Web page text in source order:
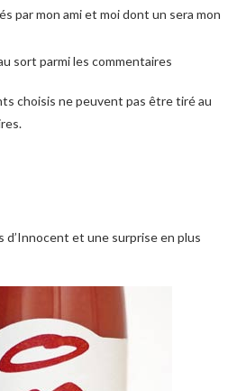
par mon ami et moi dont un sera mon
sort parmi les commentaires
choisis ne peuvent pas être tiré au
d’Innocent et une surprise en plus